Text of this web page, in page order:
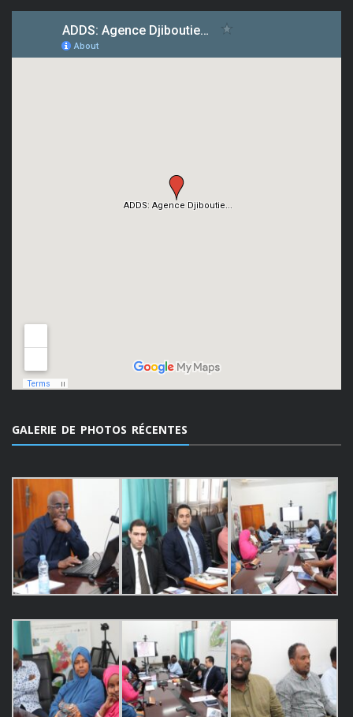
GALERIE DE PHOTOS RÉCENTES